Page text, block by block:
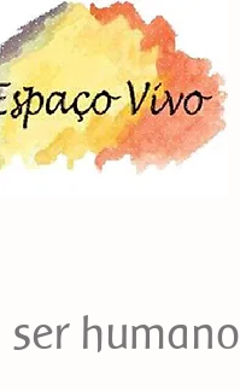
ser humano